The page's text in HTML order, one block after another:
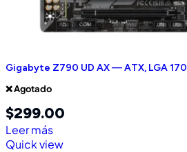
Gigabyte Z790 UD AX — ATX, LGA
❌ Agotado
$299.00
Leer más
Quick view